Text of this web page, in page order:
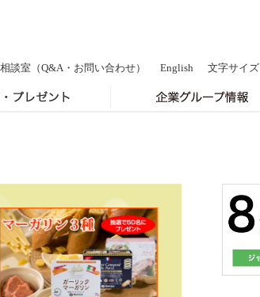
談室 （Q&A・お問い合わせ） English 文字サイズ